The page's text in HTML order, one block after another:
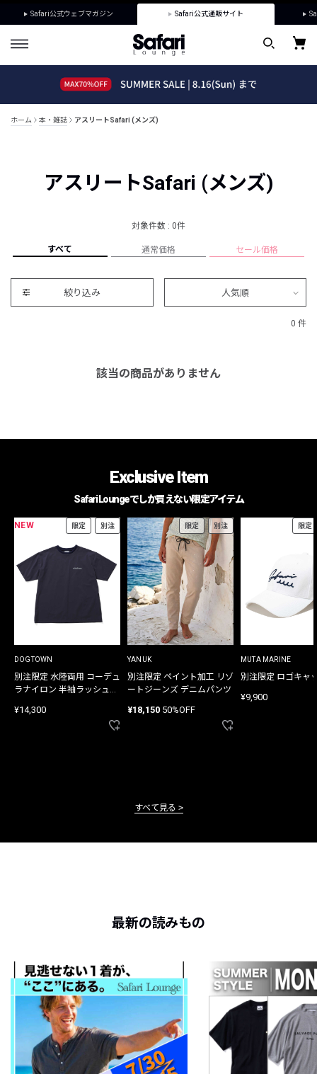
Safari公式ウェブマガジン Safari公式通販サイト
ホーム 本・雑誌 アスリートSafari (メンズ)
アスリートSafari (メンズ)
対象件数 : 0件
すべて 通常価格 セール価格
絞り込み 人気順
0 件
該当の商品がありません
Exclusive Item
Safari Loungeでしか買えない限定アイテム
NEW 限定 別注
DOGTOWN
別注限定 水陸両用 コーデュ
ラナイロン 半袖ラッシュガ
¥14,300
限定 別注
YANUK
別注限定 ペイント加工 リゾ
ートジーンズ デニムパンツ
¥18,150 50%OFF
限定
MUTA MARINE
別注限定 ロゴキャ
¥9,900
すべて見る
最新の読みもの